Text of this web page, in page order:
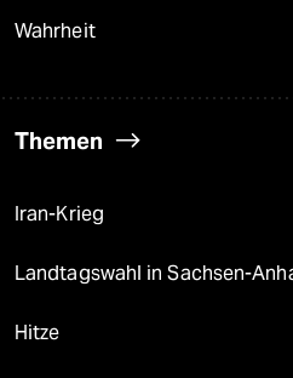
Wahrheit
Themen
Iran-Krieg
Landtagswahl in Sachsen-
Hitze